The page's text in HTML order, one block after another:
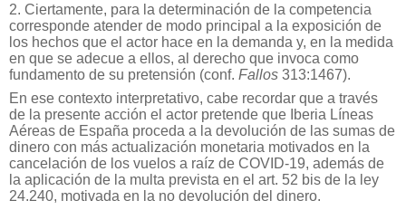
2. Ciertamente, para la determinación de la competencia
corresponde atender de modo principal a la exposición de
los hechos que el actor hace en la demanda y, en la medida
en que se adecue a ellos, al derecho que invoca como
fundamento de su pretensión (conf. Fallos 313:1467).
En ese contexto interpretativo, cabe recordar que a través
de la presente acción el actor pretende que Iberia Líneas
Aéreas de España proceda a la devolución de las sumas de
dinero con más actualización monetaria motivados en la
cancelación de los vuelos a raíz de COVID-19, además de
la aplicación de la multa prevista en el art. 52 bis de la ley
24.240, motivada en la no devolución del dinero.